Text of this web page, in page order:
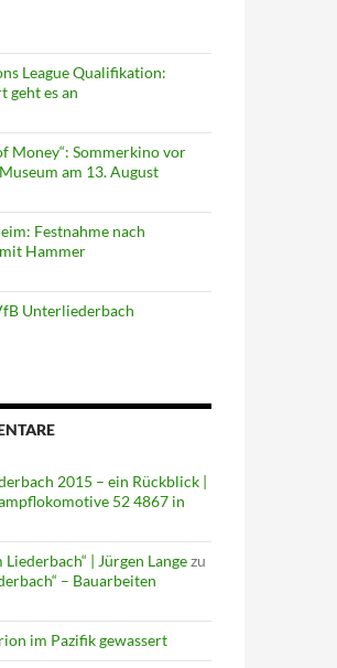
League Qualifikation:
geht es an
Money“: Sommerkino vor
am 13. August
Festnahme nach
Hammer
Unterliederbach
2015 – ein Rückblick |
52 4867 in
| Jürgen Langezu
– Bauarbeiten
im Pazifik gewassert